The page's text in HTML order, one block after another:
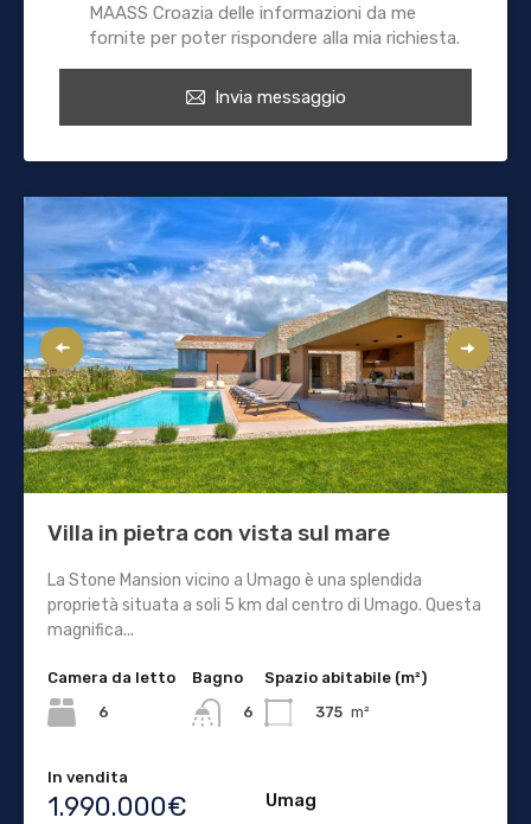
MAASS Croazia delle informazioni da me
fornite per poter rispondere alla mia richiesta.
Invia messaggio
Villa in pietra con vista sul mare
La Stone Mansion vicino a Umago è una splendida
proprietà situata a soli 5 km dal centro di Umago. Questa
magnifica...
Camera da letto
6
Bagno
6
Spazio abitabile (m²)
375 m²
In vendita
1.990.000€ Umag